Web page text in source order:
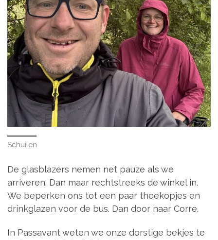
Schuilen
De glasblazers nemen net pauze als we
arriveren. Dan maar rechtstreeks de winkel in.
We beperken ons tot een paar theekopjes en
drinkglazen voor de bus. Dan door naar Corre.
In Passavant weten we onze dorstige bekjes te